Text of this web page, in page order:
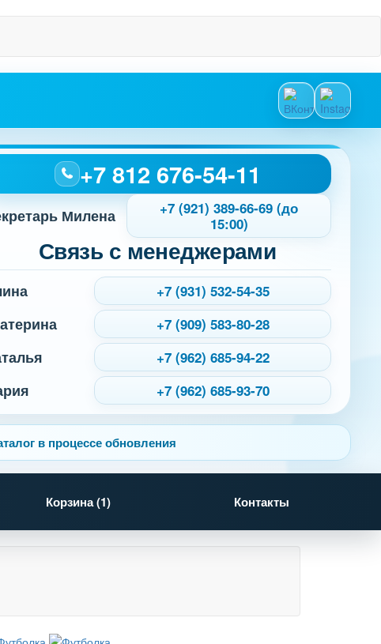
+7 812 676-54-11
Милена
+7 (921) 389-66-69 (до
15:00)
Связь с менеджерами
+7 (931) 532-54-35
+7 (909) 583-80-28
+7 (962) 685-94-22
+7 (962) 685-93-70
в процессе обновления
Корзина (1) Контакты